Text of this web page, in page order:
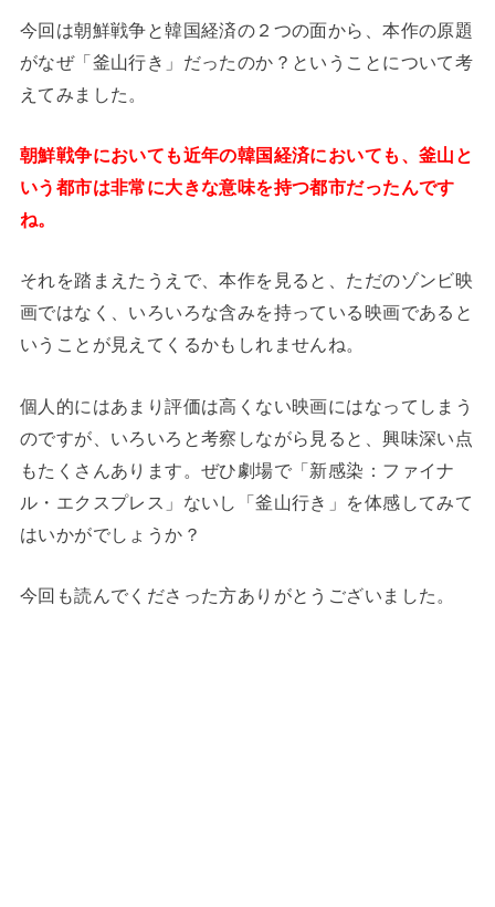
今回は朝鮮戦争と韓国経済の２つの面から、本作の原題
がなぜ「釜山行き」だったのか？ということについて考
えてみました。
朝鮮戦争においても近年の韓国経済においても、釜山と
いう都市は非常に大きな意味を持つ都市だったんです
ね。
それを踏まえたうえで、本作を見ると、ただのゾンビ映
画ではなく、いろいろな含みを持っている映画であると
いうことが見えてくるかもしれませんね。
個人的にはあまり評価は高くない映画にはなってしまう
のですが、いろいろと考察しながら見ると、興味深い点
もたくさんあります。ぜひ劇場で「新感染：ファイナ
ル・エクスプレス」ないし「釜山行き」を体感してみて
はいかがでしょうか？
今回も読んでくださった方ありがとうございました。